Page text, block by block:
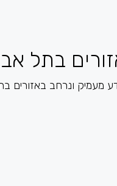
בתל
מעמיק ונרחב באזורים